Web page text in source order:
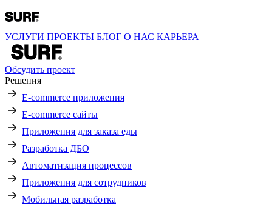
УСЛУГИ ПРОЕКТЫ БЛОГ О НАС КАРЬЕРА
Обсудить проект
Решения
E-commerce приложения
E-commerce сайты
Приложения для заказа еды
Разработка ДБО
Автоматизация процессов
Приложения для сотрудников
Мобильная разработка